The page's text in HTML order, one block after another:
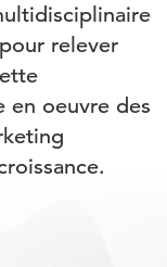
relever
en oeuvre des